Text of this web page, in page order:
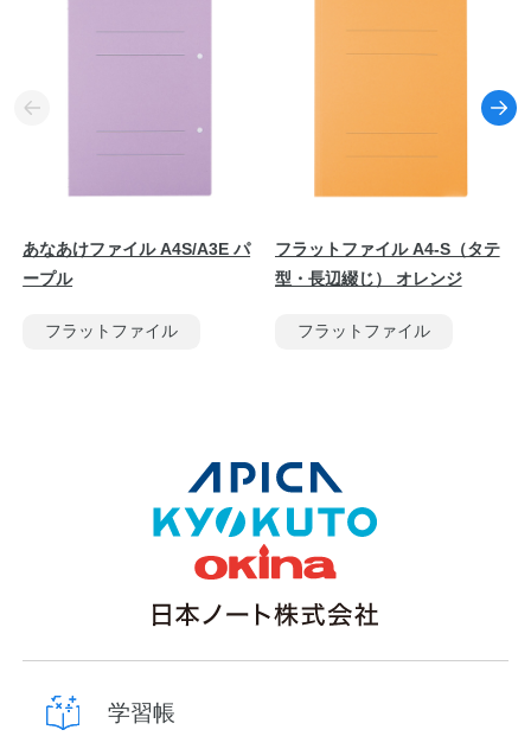
あなあけファイル A4S/A3E パ
ープル
フラットファイル
フラットファイル A4-S（タテ
型・長辺綴じ） オレンジ
フラットファイル
学習帳